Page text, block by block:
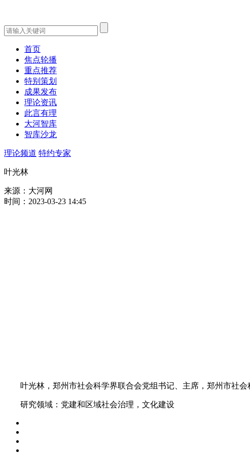
首页
焦点轮播
重点推荐
特别策划
成果发布
理论资讯
此言有理
大河智库
智库沙龙
理论频道 特约专家
叶光林
来源：大河网
时间：2023-03-23 14:45
叶光林，郑州市社会科学界联合会党组书记、主席，郑州市社会
研究领域：党建和区域社会治理，文化建设